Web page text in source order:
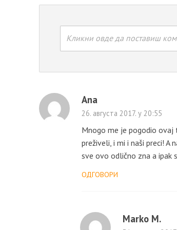
Кликни овде да поставиш
Ana
26. августа 2017. у 20:55
Mnogo me je pogodio
preživeli, i mi i naši preci!
sve ovo odlično zna a ipak
ОДГОВОРИ
Marko M.